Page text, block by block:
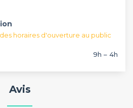
horaires d'ouverture au public
9h – 4h
Avis